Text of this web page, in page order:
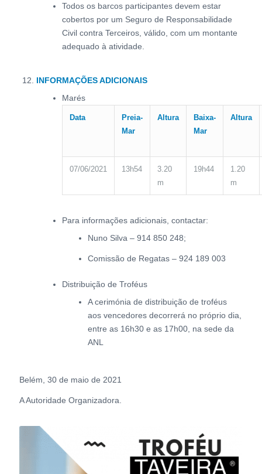
Todos os barcos participantes devem estar
cobertos por um Seguro de Responsabilidade
Civil contra Terceiros, válido, com um montante
adequado à atividade.
INFORMAÇÕES ADICIONAIS
Marés
Data
Preia-
Mar
Altura
Baixa-
Mar
Altura
07/06/2021 13h54
3.20
m
19h44
1.20
m
Para informações adicionais, contactar:
Nuno Silva – 914 850 248;
Comissão de Regatas – 924 189 003
Distribuição de Troféus
A cerimónia de distribuição de troféus
aos vencedores decorrerá no próprio dia,
entre as 16h30 e as 17h00, na sede da
ANL
Belém, 30 de maio de 2021
A Autoridade Organizadora.